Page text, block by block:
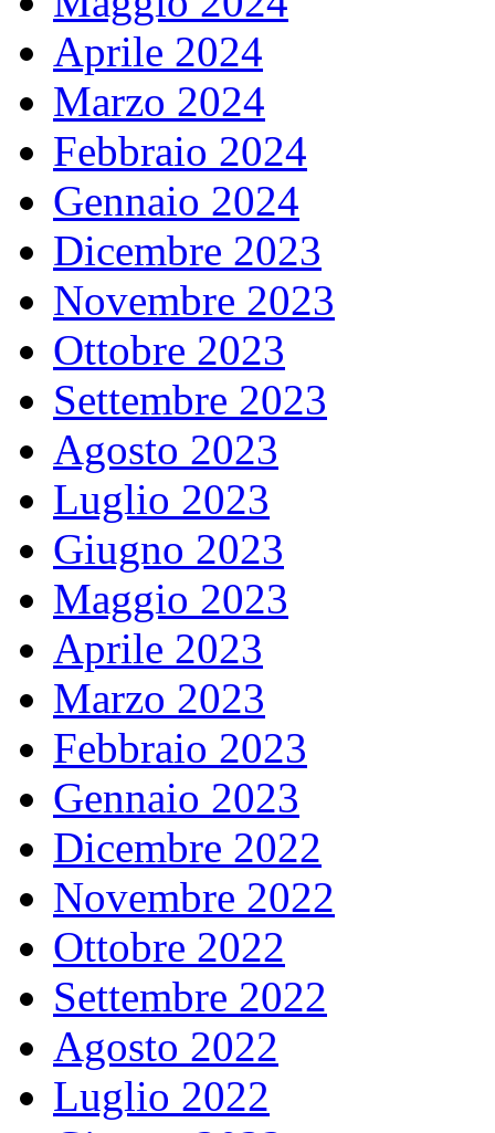
Aprile 2024
Marzo 2024
Febbraio 2024
Gennaio 2024
Dicembre 2023
Novembre 2023
Ottobre 2023
Settembre 2023
Agosto 2023
Luglio 2023
Giugno 2023
Maggio 2023
Aprile 2023
Marzo 2023
Febbraio 2023
Gennaio 2023
Dicembre 2022
Novembre 2022
Ottobre 2022
Settembre 2022
Agosto 2022
Luglio 2022